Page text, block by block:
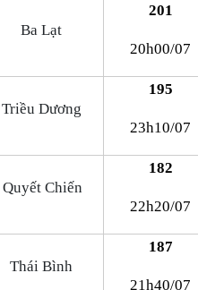
Ba Lạt
201
20h00/07
Triều Dương
195
23h10/07
Quyết Chiến
182
22h20/07
Thái Bình
187
21h40/07